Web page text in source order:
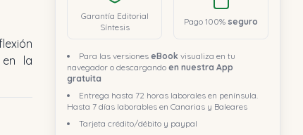
Garantía Editorial
Síntesis
Pago 100% seguro
Para las versiones eBook visualiza en tu
navegador o descargando en nuestra App
gratuita
Entrega hasta 72 horas laborales en península.
Hasta 7 días laborables en Canarias y Baleares
Tarjeta crédito/débito y paypal